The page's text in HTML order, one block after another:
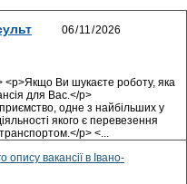
<p>Якщо Ви шукаєте роботу, яка
для Вас.</p>
одне з найбільших у
якого є перевезення
p> <...
опису вакансії в Івано-